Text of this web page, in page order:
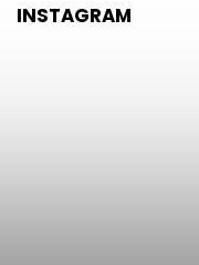
INSTAGRAM